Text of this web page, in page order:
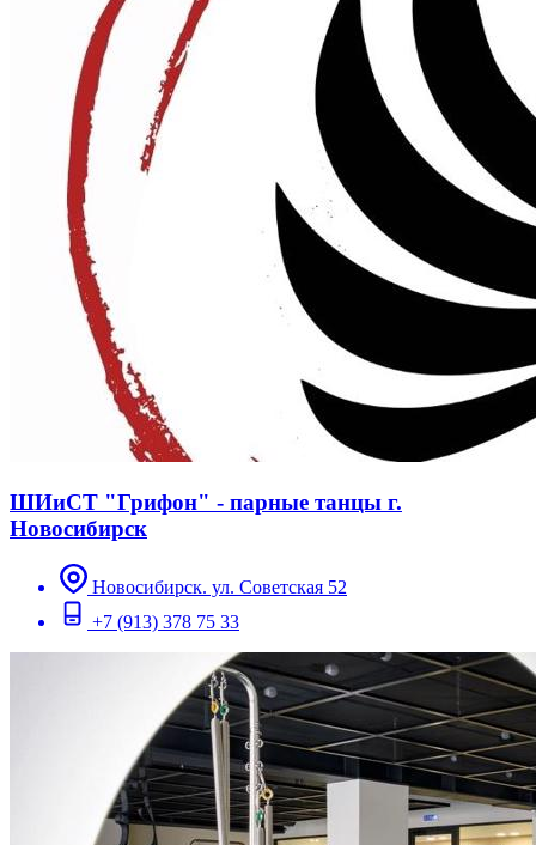
ШИиСТ "Грифон" - парные танцы г.
Новосибирск
Новосибирск. ул. Советская 52
+7 (913) 378 75 33